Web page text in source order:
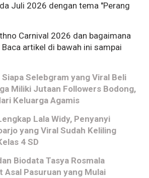
Juli 2026 dengan tema "Perang
Carnival 2026 dan bagaimana
Baca artikel di bawah ini sampai
Siapa Selebgram yang Viral Beli
Miliki Jutaan Followers Bodong,
Keluarga Agamis
Lala Widy, Penyanyi
yang Viral Sudah Keliling
4 SD
Biodata Tasya Rosmala
Asal Pasuruan yang Mulai